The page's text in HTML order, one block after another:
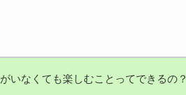
いなくても楽しむことってできるの？